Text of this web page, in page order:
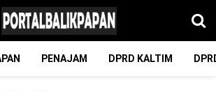
PENAJAM DPRD KALTIM